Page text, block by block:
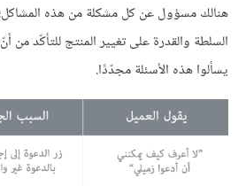
هنالك مسؤول عن كل مشكلة من هذه
السلطة والقدرة على تغيير المنتج للتأكّد من
يسألوا هذه الأسئلة مجدّدًا.